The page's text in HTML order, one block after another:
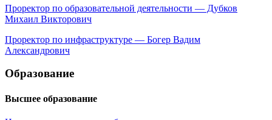
Проректор по образовательной деятельности — Дубков
Михаил Викторович
Проректор по инфраструктуре — Богер Вадим
Александрович
Образование
Высшее образование